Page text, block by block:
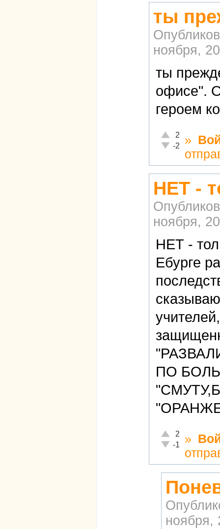
ты
ноября,
ты
офисе".
героем
Отлично!
2
Неадекватно!
-2 »
НЕТ -
ноября,
НЕТ -
Ебурге
ПО
Отлично!
2
Неадекватно!
-1 »
ноября,